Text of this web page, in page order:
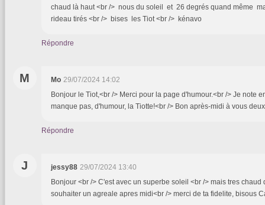
chaud là haut <br /> nous du soleil et 26 degrés quand même
rideau tirés <br /> bises les Tiot <br /> kénavo
Répondre
M Mo 29/07/2024 14:02
Bonjour le Tiot,<br /> Merci pour la page d'humour.<br /> Je note
manque pas, d'humour, la Tiotte!<br /> Bon après-midi à vous
Répondre
J jessy88 29/07/2024 13:40
Bonjour <br /> C'est avec un superbe soleil <br /> mais tres chaud
souhaiter un agreale apres midi<br /> merci de ta fidelite, bisous